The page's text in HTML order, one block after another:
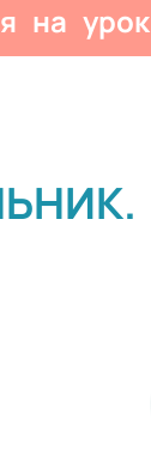
на урок